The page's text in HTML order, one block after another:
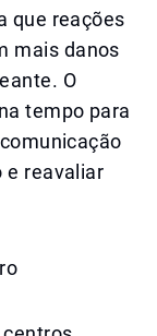
que reações
mais danos
O
tempo para
e reavaliar